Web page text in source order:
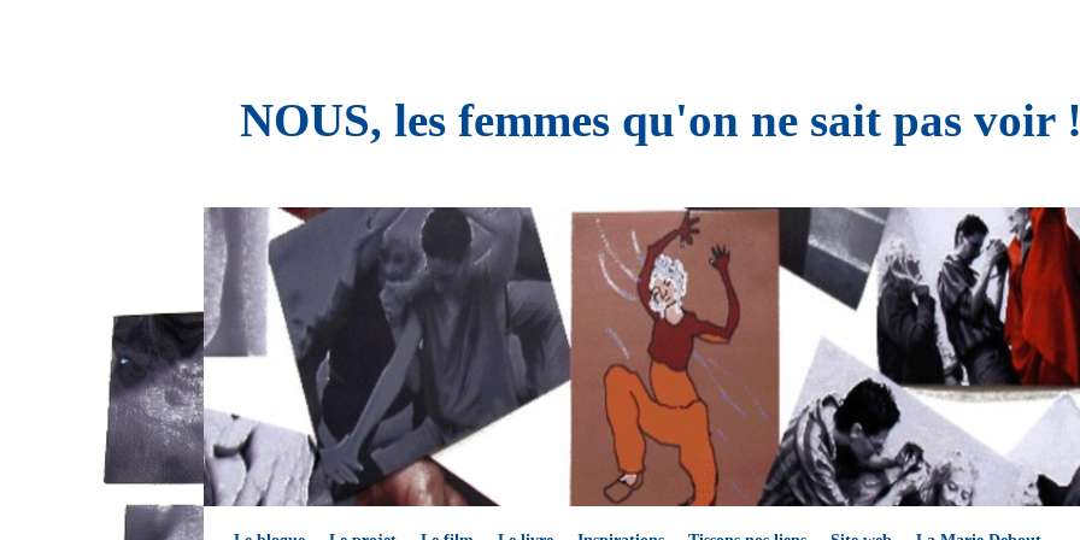
NOUS, les femmes qu'on ne sait pas voir